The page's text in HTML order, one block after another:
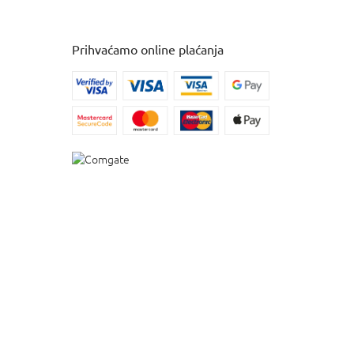
Prihvaćamo online plaćanja